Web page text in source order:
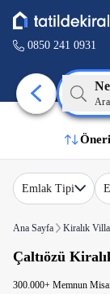
0850 241 0931
Emlak Tipi
Ana Sayfa Kiralık Villa
Çaltıözü
300.000+ Memnun